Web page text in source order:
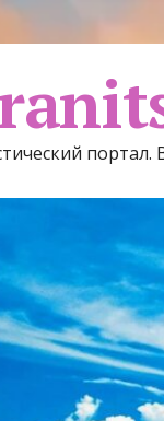
портал.